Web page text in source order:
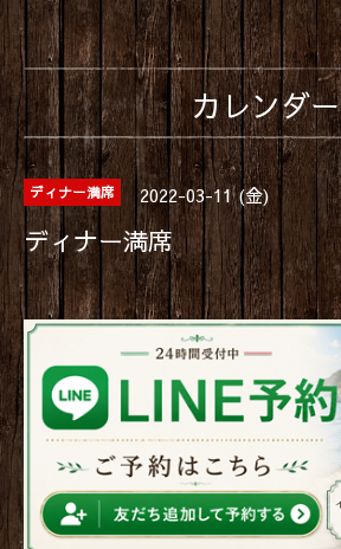
カレンダー
ディナー満席 2022-03-11 (金)
ディナー満席